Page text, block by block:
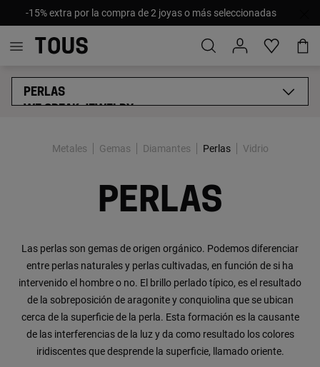
-15% extra por la compra de 2 joyas o más seleccionadas
WE SPEAK JEWELRY
GEMAS
PERLAS
TÉCNICAS DE PRODUCCIÓN
CERTIFICADOS DE CALIDAD EN JOYERÍA
Metales Gemas Diamantes Perlas Vidrio
PERLAS
Las perlas son gemas de origen orgánico. Podemos diferenciar
entre perlas naturales y perlas cultivadas, en función de si ha
intervenido el hombre o no. El brillo perlado típico, es el resultado
de la sobreposición de aragonite y conquiolina que se ubican
cerca de la superficie de la perla. Esta formación es la causante
de las interferencias de la luz y da como resultado los colores
iridiscentes que desprende la superficie, llamado oriente.